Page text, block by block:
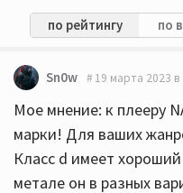
по рейтингу по
Sn0w 19 марта 2023 в
Мое мнение: к плееру
марки! Для ваших
Класс d имеет
метале он в разных